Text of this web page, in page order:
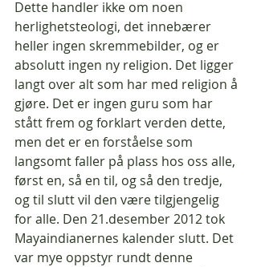
Dette handler ikke om noen
herlighetsteologi, det innebærer
heller ingen skremmebilder, og er
absolutt ingen ny religion. Det ligger
langt over alt som har med religion å
gjøre. Det er ingen guru som har
stått frem og forklart verden dette,
men det er en forståelse som
langsomt faller på plass hos oss alle,
først en, så en til, og så den tredje,
og til slutt vil den være tilgjengelig
for alle. Den 21.desember 2012 tok
Mayaindianernes kalender slutt. Det
var mye oppstyr rundt denne